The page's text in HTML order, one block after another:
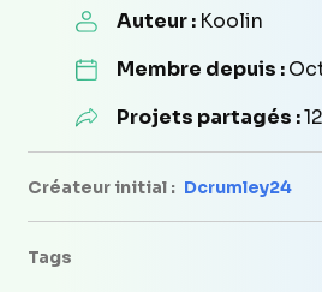
Auteur : Koolin
Membre depuis :
Projets partagés :12
Créateur initial : Dcrumley24
Tags